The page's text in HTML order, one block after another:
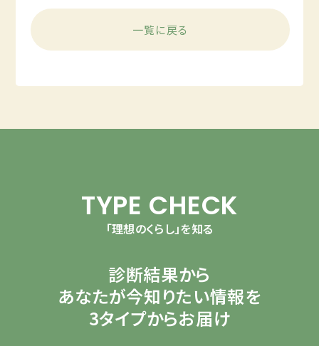
一覧に戻る
TYPE CHECK
「理想のくらし」を知る
診断結果から
あなたが今知りたい情報を
3タイプからお届け